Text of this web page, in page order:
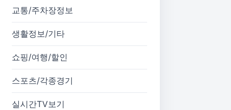
교통/주차장정보
생활정보/기타
쇼핑/여행/할인
스포츠/각종경기
실시간TV보기